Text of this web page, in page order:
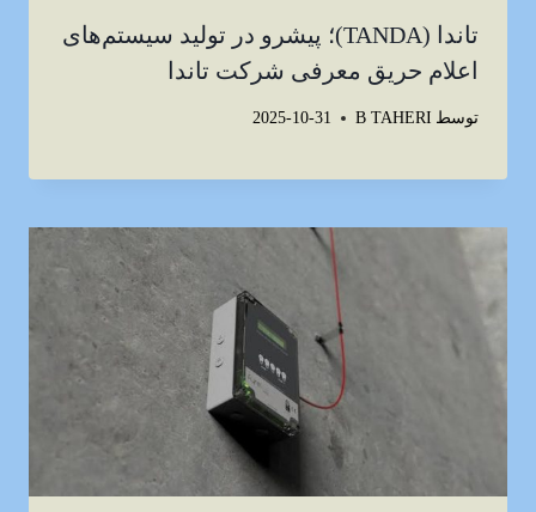
تاندا (TANDA)؛ پیشرو در تولید سیستم‌های
اعلام حریق معرفی شرکت تاندا
توسط B TAHERI
2025-10-31